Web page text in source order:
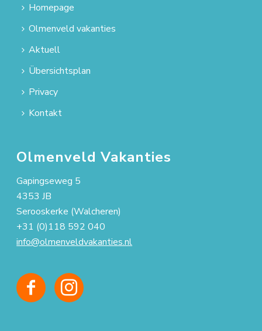
Homepage
Olmenveld vakanties
Aktuell
Übersichtsplan
Privacy
Kontakt
Olmenveld Vakanties
Gapingseweg 5
4353 JB
Serooskerke (Walcheren)
+31 (0)118 592 040
info@olmenveldvakanties.nl